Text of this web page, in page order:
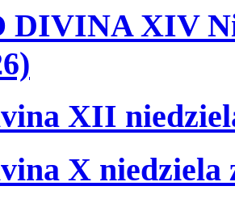
XIV
XII
X niedziela